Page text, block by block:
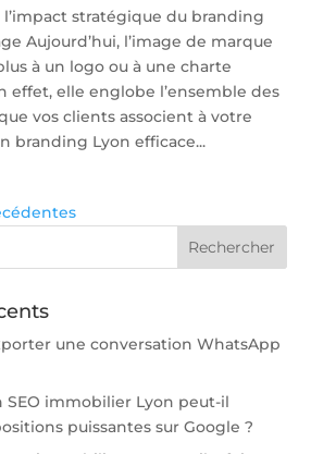
stratégique du branding
Aujourd’hui, l’image de marque
à un logo ou à une charte
effet, elle englobe l’ensemble des
vos clients associent à votre
branding Lyon efficace...
une conversation WhatsApp
SEO immobilier Lyon peut-il
puissantes sur Google ?